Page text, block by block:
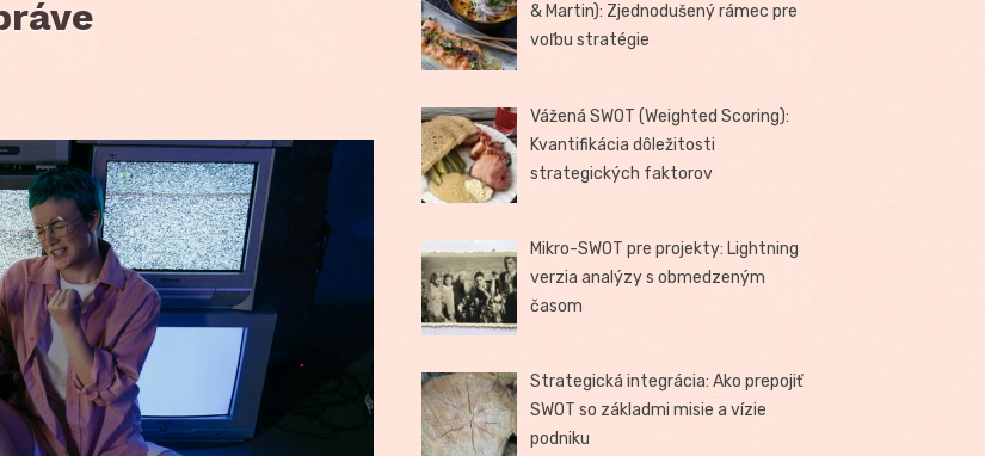
& Martin): Zjednodušený rámec pre
voľbu stratégie
Vážená SWOT (Weighted Scoring):
Kvantifikácia dôležitosti
strategických faktorov
Mikro-SWOT pre projekty: Lightning
verzia analýzy s obmedzeným
časom
Strategická integrácia: Ako prepojiť
SWOT so základmi misie a vízie
podniku